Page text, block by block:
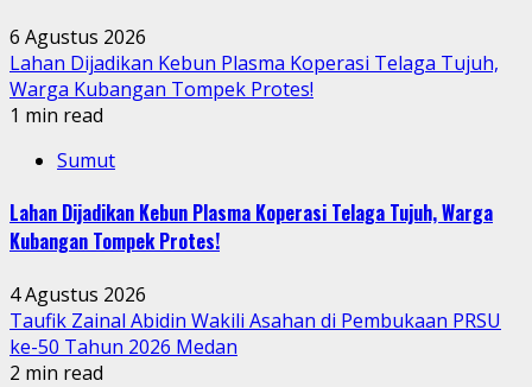
6 Agustus 2026
Lahan Dijadikan Kebun Plasma Koperasi Telaga Tujuh,
Warga Kubangan Tompek Protes!
1 min read
Sumut
Lahan Dijadikan Kebun Plasma Koperasi Telaga Tujuh, Warga
Kubangan Tompek Protes!
4 Agustus 2026
Taufik Zainal Abidin Wakili Asahan di Pembukaan PRSU
ke-50 Tahun 2026 Medan
2 min read